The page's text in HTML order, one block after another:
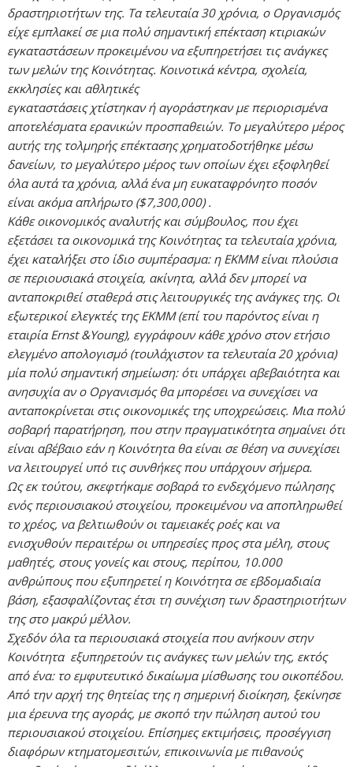
δραστηριοτήτων της. Τα τελευταία 30 χρόνια, ο Οργανισμός
είχε εμπλακεί σε μια πολύ σημαντική επέκταση κτιριακών
εγκαταστάσεων προκειμένου να εξυπηρετήσει τις ανάγκες
των μελών της Κοινότητας. Κοινοτικά κέντρα, σχολεία,
εκκλησίες και αθλητικές
εγκαταστάσεις χτίστηκαν ή αγοράστηκαν με περιορισμένα
αποτελέσματα ερανικών προσπαθειών. Το μεγαλύτερο μέρος
αυτής της τολμηρής επέκτασης χρηματοδοτήθηκε μέσω
δανείων, το μεγαλύτερο μέρος των οποίων έχει εξοφληθεί
όλα αυτά τα χρόνια, αλλά ένα μη ευκαταφρόνητο ποσόν
είναι ακόμα απλήρωτο ($7,300,000) .
Κάθε οικονομικός αναλυτής και σύμβουλος, που έχει
εξετάσει τα οικονομικά της Κοινότητας τα τελευταία χρόνια,
έχει καταλήξει στο ίδιο συμπέρασμα: η ΕΚΜΜ είναι πλούσια
σε περιουσιακά στοιχεία, ακίνητα, αλλά δεν μπορεί να
ανταποκριθεί σταθερά στις λειτουργικές της ανάγκες της. Οι
εξωτερικοί ελεγκτές της ΕΚΜΜ (επί του παρόντος είναι η
εταιρία Ernst &Young), εγγράφουν κάθε χρόνο στον ετήσιο
ελεγμένο απολογισμό (τουλάχιστον τα τελευταία 20 χρόνια)
μία πολύ σημαντική σημείωση: ότι υπάρχει αβεβαιότητα και
ανησυχία αν ο Οργανισμός θα μπορέσει να συνεχίσει να
ανταποκρίνεται στις οικονομικές της υποχρεώσεις. Μια πολύ
σοβαρή παρατήρηση, που στην πραγματικότητα σημαίνει ότι
είναι αβέβαιο εάν η Κοινότητα θα είναι σε θέση να συνεχίσει
να λειτουργεί υπό τις συνθήκες που υπάρχουν σήμερα.
Ως εκ τούτου, σκεφτήκαμε σοβαρά το ενδεχόμενο πώλησης
ενός περιουσιακού στοιχείου, προκειμένου να αποπληρωθεί
το χρέος, να βελτιωθούν οι ταμειακές ροές και να
ενισχυθούν περαιτέρω οι υπηρεσίες προς στα μέλη, στους
μαθητές, στους γονείς και στους, περίπου, 10.000
ανθρώπους που εξυπηρετεί η Κοινότητα σε εβδομαδιαία
βάση, εξασφαλίζοντας έτσι τη συνέχιση των δραστηριοτήτων
της στο μακρύ μέλλον.
Σχεδόν όλα τα περιουσιακά στοιχεία που ανήκουν στην
Κοινότητα εξυπηρετούν τις ανάγκες των μελών της, εκτός
από ένα: το εμφυτευτικό δικαίωμα μίσθωσης του οικοπέδου.
Από την αρχή της θητείας της η σημερινή διοίκηση, ξεκίνησε
μια έρευνα της αγοράς, με σκοπό την πώληση αυτού του
περιουσιακού στοιχείου. Επίσημες εκτιμήσεις, προσέγγιση
διαφόρων κτηματομεσιτών, επικοινωνία με πιθανούς